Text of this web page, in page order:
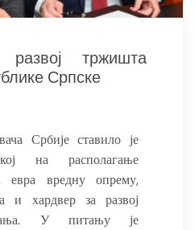
тржишта
Српске
Србије ставило је
на располагање
евра вредну опрему,
и хардвер за развој
У питању је